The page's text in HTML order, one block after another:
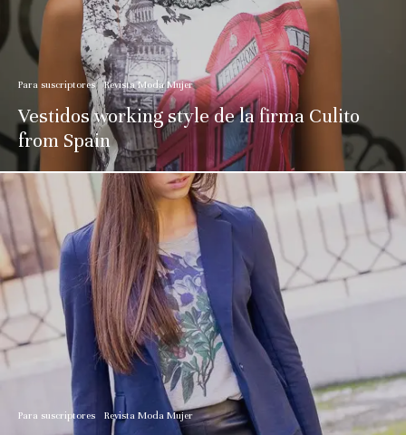
Para suscriptores Revista Moda Mujer
Vestidos working style de la firma Culito
from Spain
Para suscriptores Revista Moda Mujer